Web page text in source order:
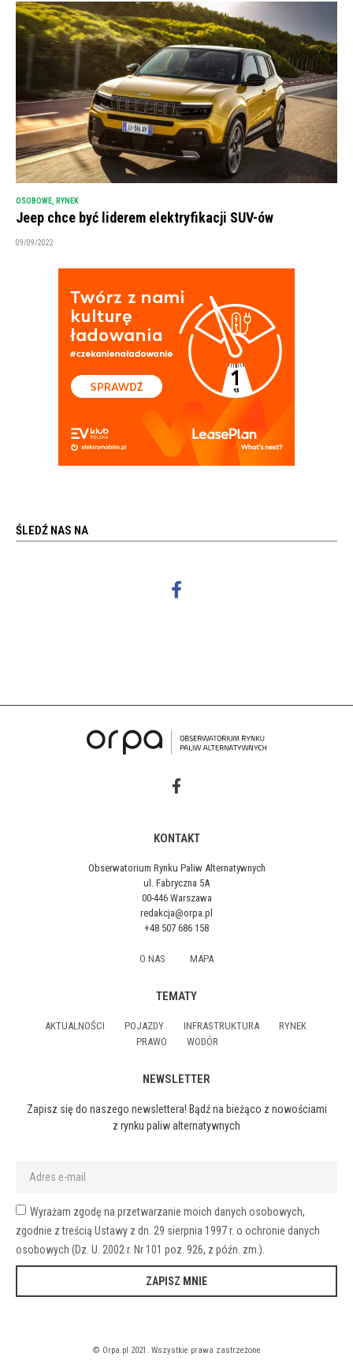
OSOBOWE RYNEK
Jeep chce być liderem elektryfikacji SUV-ów
09/09/2022
ŚLEDŹ NAS NA
KONTAKT
Obserwatorium Rynku Paliw Alternatywnych
ul. Fabryczna 5A
00-446 Warszawa
redakcja@orpa.pl
+48 507 686 158
O NAS MAPA
TEMATY
AKTUALNOŚCI POJAZDY INFRASTRUKTURA
RYNEK
PRAWO
WODÓR
NEWSLETTER
Zapisz się do naszego newslettera! Bądź na bieżąco z nowościami
z rynku paliw alternatywnych
Wyrażam zgodę na przetwarzanie moich danych osobowych,
zgodnie z treścią Ustawy z dn. 29 sierpnia 1997 r. o ochronie danych
osobowych (Dz. U. 2002 r. Nr 101 poz. 926, z późn. zm.).
ZAPISZ MNIE
© Orpa.pl 2021. Wszystkie prawa zastrzeżone